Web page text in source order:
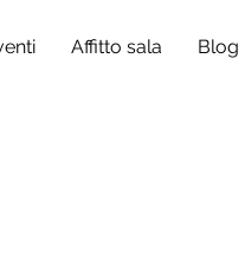
Affitto sala Blog